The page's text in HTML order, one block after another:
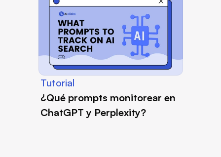
Tutorial
¿Qué prompts monitorear en
ChatGPT y Perplexity?